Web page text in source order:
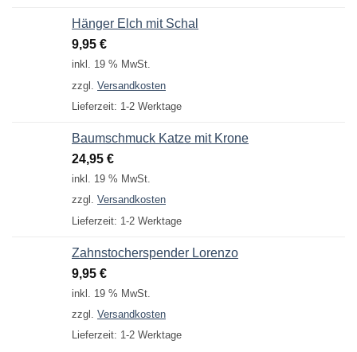
Hänger Elch mit Schal
9,95 €
inkl. 19 % MwSt.
zzgl. Versandkosten
Lieferzeit: 1-2 Werktage
Baumschmuck Katze mit Krone
24,95 €
inkl. 19 % MwSt.
zzgl. Versandkosten
Lieferzeit: 1-2 Werktage
Zahnstocherspender Lorenzo
9,95 €
inkl. 19 % MwSt.
zzgl. Versandkosten
Lieferzeit: 1-2 Werktage